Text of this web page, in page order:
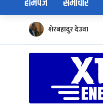
शेरबहादुर देउवा